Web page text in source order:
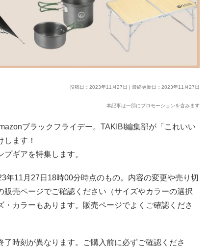
投稿日：2023年11月27日 | 最終更新日：2023年11月27日
本記事は一部にプロモーションを含みます
ブラックフライデー。TAKIBI編集部が「これいい
ます！
ギアを特集します。
年11月27日18時00分時点のもの。内容の変更や売り切
売ページでご確認ください（サイズやカラーの選択
カラーもあります。販売ページでよくご確認くださ
時刻が異なります。ご購入前に必ずご確認くださ